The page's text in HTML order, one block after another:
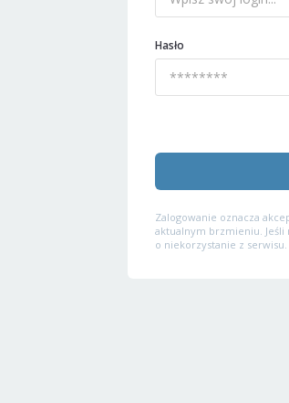
Hasło
Zalogowanie oznacza
aktualnym brzmieniu. Jeśli
o niekorzystanie z serwisu.